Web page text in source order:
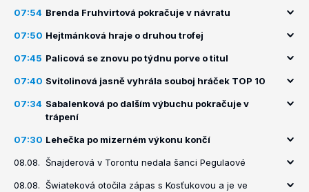
07:54 Brenda Fruhvirtová pokračuje v návratu
07:50 Hejtmánková hraje o druhou trofej
07:45 Palicová se znovu po týdnu porve o titul
07:40 Svitolinová jasně vyhrála souboj hráček TOP 10
07:34 Sabalenková po dalším výbuchu pokračuje v
trápení
07:30 Lehečka po mizerném výkonu končí
08.08. Šnajderová v Torontu nedala šanci Pegulaové
08.08. Šwiateková otočila zápas s Kosťukovou a je ve